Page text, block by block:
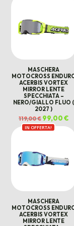
MASCHERA
MOTOCROSS
ACERBIS VORTEX
MIRROR LENTE
SPECCHIATA –
NERO/GIALLO FLUO (
2027 )
119,00€ Il
prezzo
originale
era:
99,00€Il
è:
IN OFFERTA!
MASCHERA
MOTOCROSS
ACERBIS VORTEX
MIRROR LENTE